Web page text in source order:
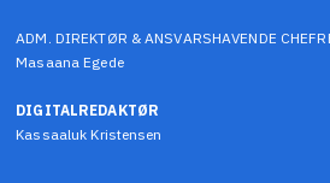
ADM. DIREKTØR & ANSVARSHAVENDE
Masaana Egede
DIGITALREDAKTØR
Kassaaluk Kristensen